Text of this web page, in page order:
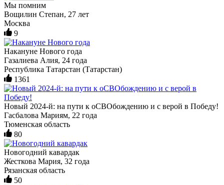
Мы помним
Вощилин Степан, 27 лет
Москва
9
Накануне Нового года
Газалиева Алия, 24 года
Республика Татарстан (Татарстан)
1361
Новый 2024-й: на пути к оСВОбождению и с верой в Победу!
Гасбалова Мариям, 22 года
Тюменская область
80
Новогодний кавардак
Жесткова Мария, 32 года
Рязанская область
50